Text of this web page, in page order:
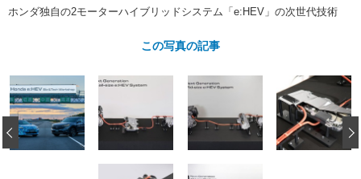
コラム
ショップレポート プロショップ検索
レストア
カーメーカー「旧車」関連プロジ
インタビュー
イベント告知 イベントレポート
ホンダ独自の2モーターハイブリッドシステム「e:HEV」の次世代技術
この写真の記事
‹